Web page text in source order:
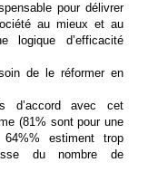
pour délivrer
au mieux et au
logique d’efficacité
de le réformer en
d’accord avec cet
(81% sont pour une
estiment trop
du nombre de